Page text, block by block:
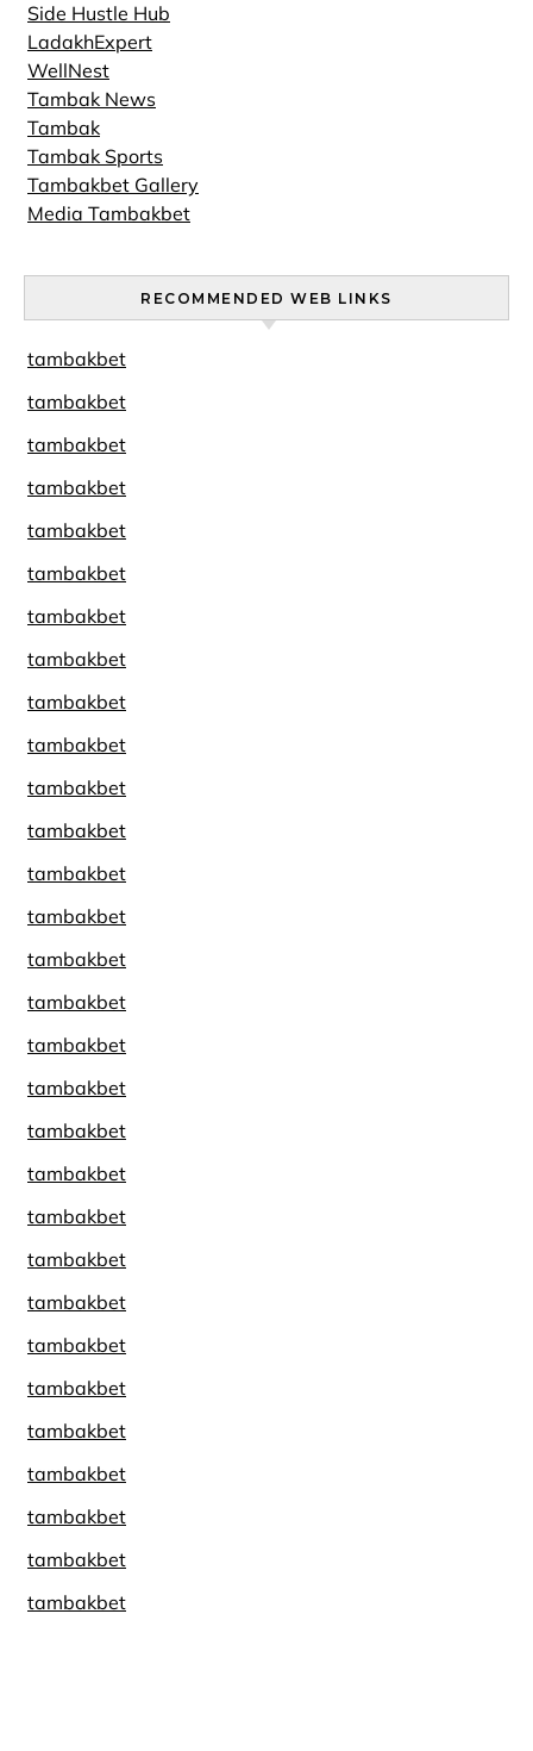
Side Hustle Hub
LadakhExpert
WellNest
Tambak News
Tambak
Tambak Sports
Tambakbet Gallery
Media Tambakbet
RECOMMENDED WEB LINKS
tambakbet
tambakbet
tambakbet
tambakbet
tambakbet
tambakbet
tambakbet
tambakbet
tambakbet
tambakbet
tambakbet
tambakbet
tambakbet
tambakbet
tambakbet
tambakbet
tambakbet
tambakbet
tambakbet
tambakbet
tambakbet
tambakbet
tambakbet
tambakbet
tambakbet
tambakbet
tambakbet
tambakbet
tambakbet
tambakbet